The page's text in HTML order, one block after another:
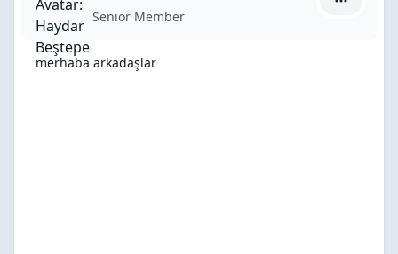
Senior Member
merhaba arkadaşlar